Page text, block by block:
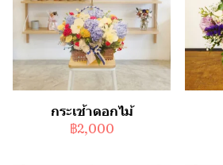
กระเช้าดอกไม้
฿2,000